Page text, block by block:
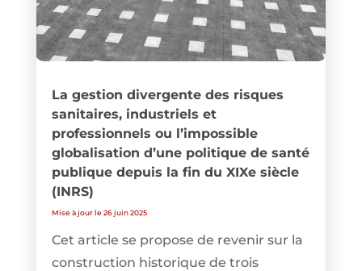
La gestion divergente des risques
sanitaires, industriels et
professionnels ou l’impossible
globalisation d’une politique de santé
publique depuis la fin du XIXe siècle
(INRS)
Mise à jour le 26 juin 2025
Cet article se propose de revenir sur la
construction historique de trois